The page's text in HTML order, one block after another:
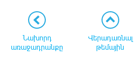
Նախորդ
առաջադրանքը
Վերադառնալ
թեմային